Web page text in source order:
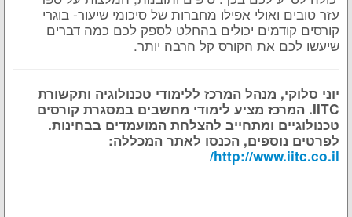
עזר טובים ואולי אפילו מחברות של סיכומי שיעור- בוגרי
קורסים קודמים יכולים בהחלט לספק לכם כמה דברים
שיעשו לכם את הקורס קל הרבה יותר.
יוני סלוקי, מנהל המרכז ללימודי טכנולוגיה ותקשורת
IITC. המרכז מציע לימודי מחשבים במסגרת קורסים
טכנולוגיים ומתחייב להצלחת המועמדים בבחינות.
לפרטים נוספים, הכנסו לאתר המכללה:
http://www.iitc.co.il/